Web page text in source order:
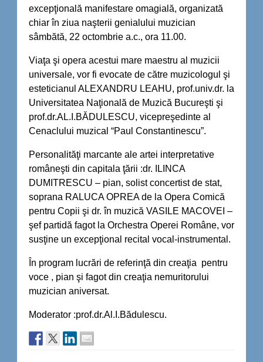
excepţională manifestare omagială, organizată
chiar în ziua naşterii genialului muzician
sâmbătă, 22 octombrie a.c., ora 11.00.
Viaţa şi opera acestui mare maestru al muzicii
universale, vor fi evocate de către muzicologul şi
esteticianul ALEXANDRU LEAHU, prof.univ.dr. la
Universitatea Naţională de Muzică Bucureşti şi
prof.dr.AL.I.BĂDULESCU, vicepreşedinte al
Cenaclului muzical “Paul Constantinescu”.
Personalităţi marcante ale artei interpretative
româneşti din capitala ţării :dr. ILINCA
DUMITRESCU – pian, solist concertist de stat,
soprana RALUCA OPREA de la Opera Comică
pentru Copii şi dr. în muzică VASILE MACOVEI –
şef partidă fagot la Orchestra Operei Române, vor
susţine un excepţional recital vocal-instrumental.
În program lucrări de referinţă din creaţia pentru
voce , pian şi fagot din creaţia nemuritorului
muzician aniversat.
Moderator :prof.dr.Al.I.Bădulescu.